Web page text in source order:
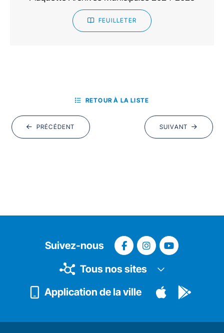
FEUILLETER
PRÉCÉDENT
RETOUR À LA LISTE
SUIVANT
Suivez-nous
Tous nos sites
Application de la ville